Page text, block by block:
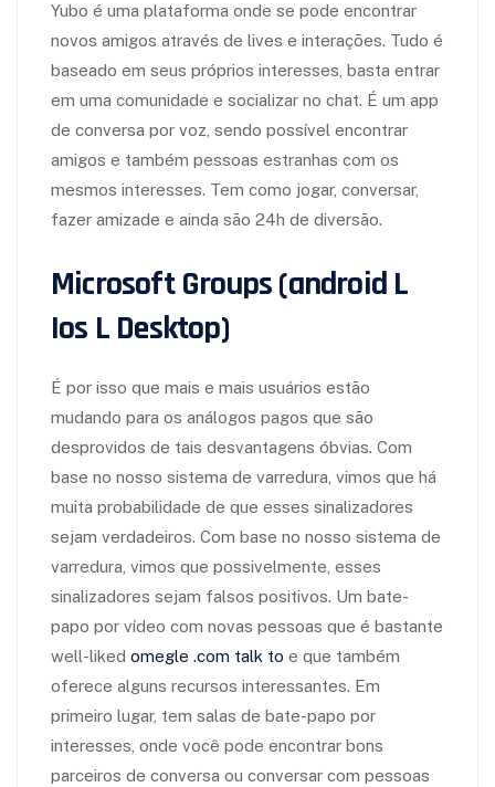
Yubo é uma plataforma onde se pode encontrar
novos amigos através de lives e interações. Tudo é
baseado em seus próprios interesses, basta entrar
em uma comunidade e socializar no chat. É um app
de conversa por voz, sendo possível encontrar
amigos e também pessoas estranhas com os
mesmos interesses. Tem como jogar, conversar,
fazer amizade e ainda são 24h de diversão.
Microsoft Groups (android L
Ios L Desktop)
É por isso que mais e mais usuários estão
mudando para os análogos pagos que são
desprovidos de tais desvantagens óbvias. Com
base no nosso sistema de varredura, vimos que há
muita probabilidade de que esses sinalizadores
sejam verdadeiros. Com base no nosso sistema de
varredura, vimos que possivelmente, esses
sinalizadores sejam falsos positivos. Um bate-
papo por vídeo com novas pessoas que é bastante
well-liked omegle .com talk to e que também
oferece alguns recursos interessantes. Em
primeiro lugar, tem salas de bate-papo por
interesses, onde você pode encontrar bons
parceiros de conversa ou conversar com pessoas